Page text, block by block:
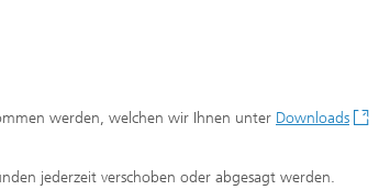
werden, welchen wir Ihnen unter Downloads
jederzeit verschoben oder abgesagt werden.